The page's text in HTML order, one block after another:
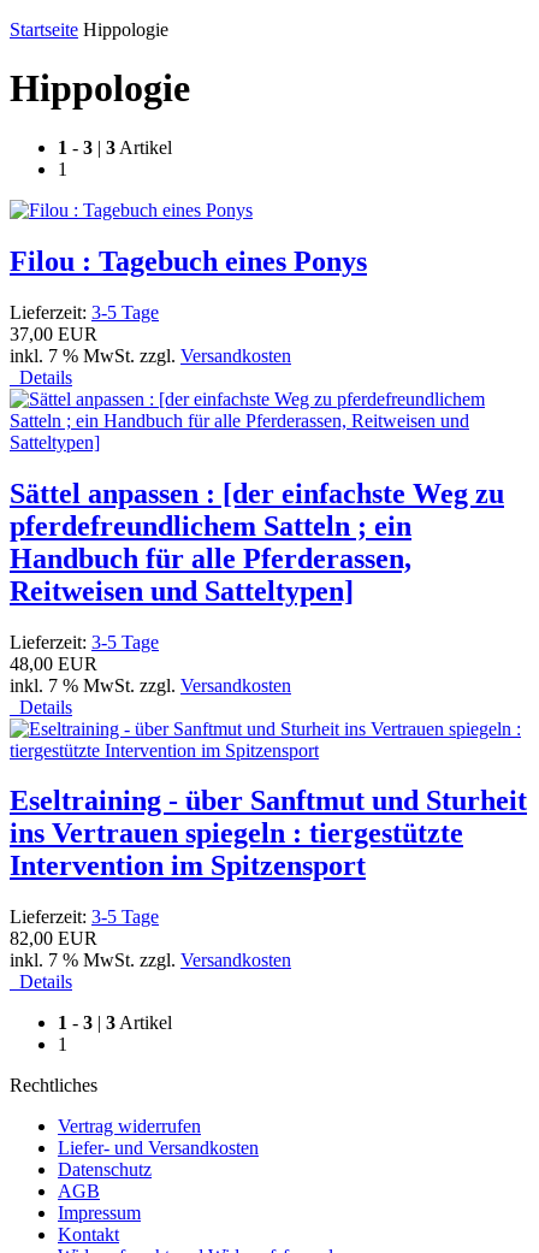
Startseite Hippologie
Hippologie
1 - 3 | 3 Artikel
1
Filou : Tagebuch eines Ponys
Lieferzeit: 3-5 Tage
37,00 EUR
inkl. 7 % MwSt. zzgl. Versandkosten
Details
Sättel anpassen : [der einfachste Weg zu
pferdefreundlichem Satteln ; ein
Handbuch für alle Pferderassen,
Reitweisen und Satteltypen]
Lieferzeit: 3-5 Tage
48,00 EUR
inkl. 7 % MwSt. zzgl. Versandkosten
Details
Eseltraining - über Sanftmut und Sturheit
ins Vertrauen spiegeln : tiergestützte
Intervention im Spitzensport
Lieferzeit: 3-5 Tage
82,00 EUR
inkl. 7 % MwSt. zzgl. Versandkosten
Details
1 - 3 | 3 Artikel
1
Rechtliches
Vertrag widerrufen
Liefer- und Versandkosten
Datenschutz
AGB
Impressum
Kontakt